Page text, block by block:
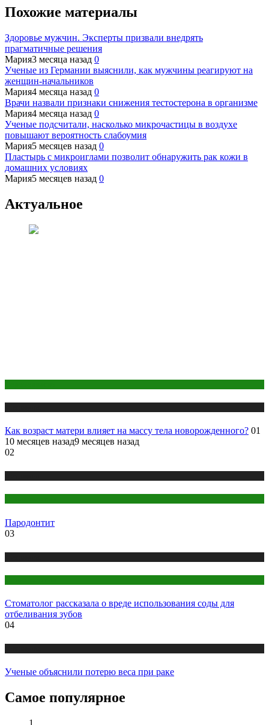
Похожие материалы
Здоровье мужчин. Эксперты призвали внедрять
прагматичные решения
Мария3 месяца назад 0
Ученые из Германии выяснили, как мужчины реагируют на
женщин-начальников
Мария4 месяца назад 0
Врачи назвали признаки снижения тестостерона в организме
Мария4 месяца назад 0
Ученые подсчитали, насколько микрочастицы в воздухе
повышают вероятность слабоумия
Мария5 месяцев назад 0
Пластырь с микроиглами позволит обнаружить рак кожи в
домашних условиях
Мария5 месяцев назад 0
Актуальное
Как возраст матери влияет на массу тела новорожденного? 01
10 месяцев назад9 месяцев назад
02
Пародонтит
03
Стоматолог рассказала о вреде использования соды для
отбеливания зубов
04
Ученые объяснили потерю веса при раке
Самое популярное